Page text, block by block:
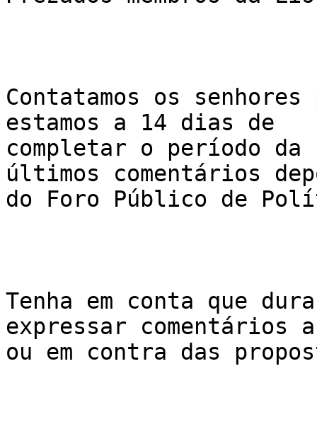
Contatamos os
estamos a 14 dias de
completar o período
últimos comentários
do Foro Público de
Tenha em conta que
expressar comentários
ou em contra das